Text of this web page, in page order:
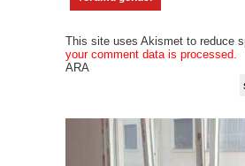
This site uses Akismet to reduce
your comment data is processed.
ARA